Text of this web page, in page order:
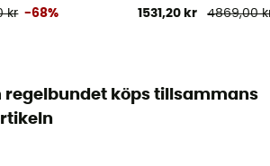
kr -68% 1531,20 kr 4869,00
regelbundet köps tillsammans